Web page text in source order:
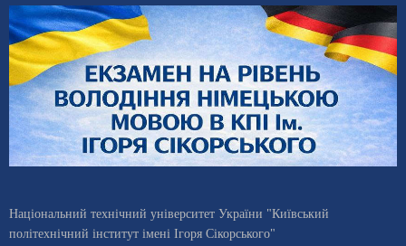
Національний технічний університет України "Київський
політехнічний інститут імені Ігоря Сікорського"